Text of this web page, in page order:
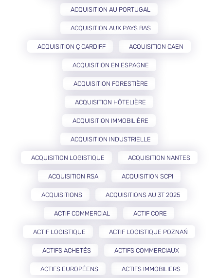
ACQUISITION AU PORTUGAL
ACQUISITION AUX PAYS BAS
ACQUISITION Ç CARDIFF ACQUISITION CAEN
ACQUISITION EN ESPAGNE
ACQUISITION FORESTIÈRE
ACQUISITION HÔTELIÈRE
ACQUISITION IMMOBILIÈRE
ACQUISITION INDUSTRIELLE
ACQUISITION LOGISTIQUE ACQUISITION NANTES
ACQUISITION RSA ACQUISITION SCPI
ACQUISITIONS ACQUISITIONS AU 3T 2025
ACTIF COMMERCIAL ACTIF CORE
ACTIF LOGISTIQUE ACTIF LOGISTIQUE POZNAŃ
ACTIFS ACHETÉS ACTIFS COMMERCIAUX
ACTIFS EUROPÉENS ACTIFS IMMOBILIERS